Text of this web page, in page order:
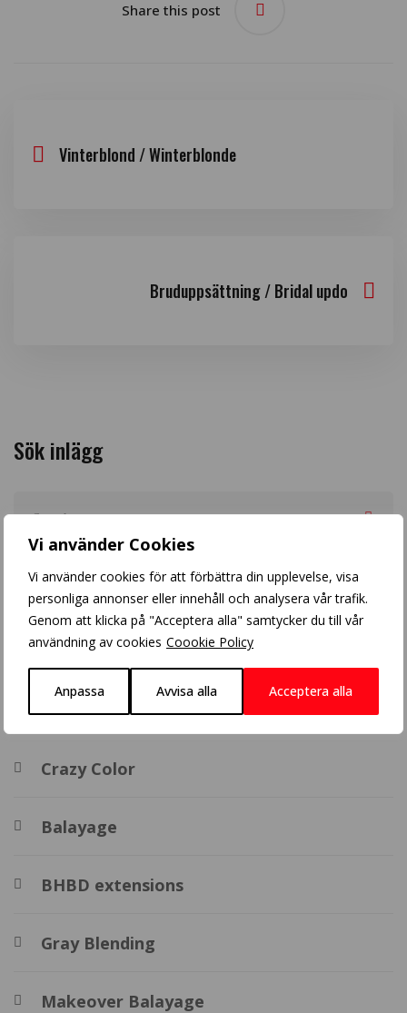
Vi använder Cookies
Vi använder cookies för att förbättra din upplevelse, visa
personliga annonser eller innehåll och analysera vår trafik.
Genom att klicka på "Acceptera alla" samtycker du till vår
användning av cookies Coookie Policy
Anpassa Avvisa alla Acceptera alla
Share this post
Vinterblond / Winterblonde
Bruduppsättning / Bridal updo
Sök inlägg
Arkiv
Populära inlägg
Crazy Color
Balayage
BHBD extensions
Gray Blending
Makeover Balayage